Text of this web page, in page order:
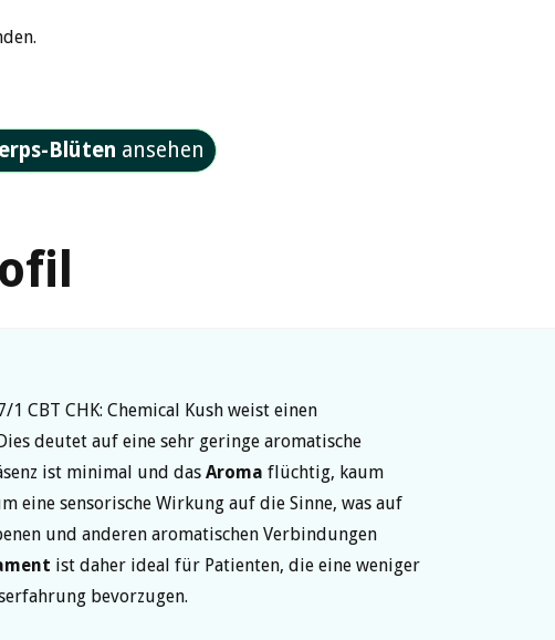
Blüten ansehen
CBT CHK: Chemical Kush weist einen
deutet auf eine sehr geringe aromatische
ist minimal und das Aroma flüchtig, kaum
eine sensorische Wirkung auf die Sinne, was auf
und anderen aromatischen Verbindungen
ist daher ideal für Patienten, die eine weniger
bevorzugen.